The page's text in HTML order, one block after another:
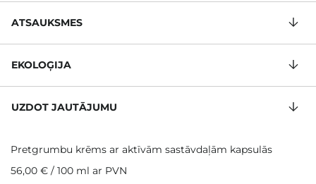
ATSAUKSMES
EKOLOĢIJA
UZDOT JAUTĀJUMU
Pretgrumbu krēms ar aktīvām sastāvdaļām kapsulās
56,00 € / 100 ml ar PVN